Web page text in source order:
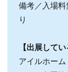
備考／入場
り
【出展して
アイルホー